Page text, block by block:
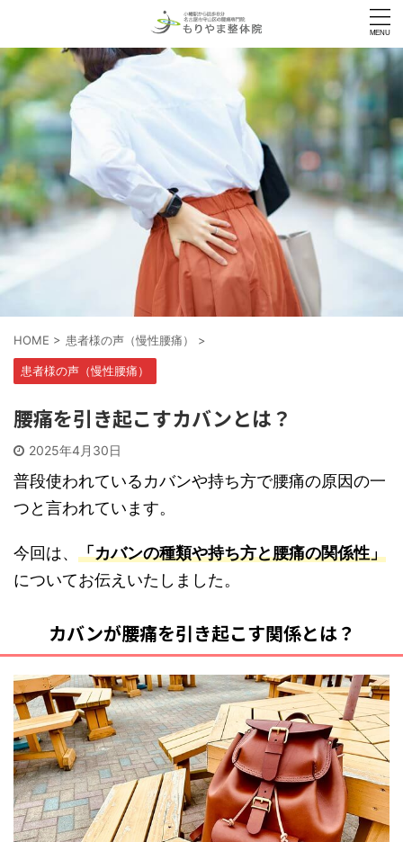
HOME > 患者様の声（慢性腰痛） >
患者様の声（慢性腰痛）
腰痛を引き起こすカバンとは？
2025年4月30日
普段使われているカバンや持ち方で腰痛の原因の一
つと言われています。
今回は、 「カバンの種類や持ち方と腰痛の関係性」
についてお伝えいたしました。
カバンが腰痛を引き起こす関係とは？